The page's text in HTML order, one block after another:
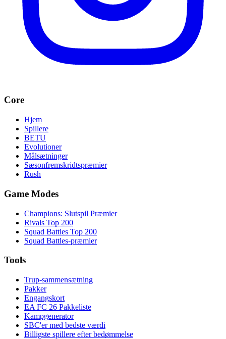
Core
Hjem
Spillere
BETU
Evolutioner
Målsætninger
Sæsonfremskridtspræmier
Rush
Game Modes
Champions: Slutspil Præmier
Rivals Top 200
Squad Battles Top 200
Squad Battles-præmier
Tools
Trup-sammensætning
Pakker
Engangskort
EA FC 26 Pakkeliste
Kampgenerator
SBC'er med bedste værdi
Billigste spillere efter bedømmelse